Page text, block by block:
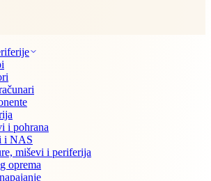
i pohrana
i NAS
miševi i periferija
oprema